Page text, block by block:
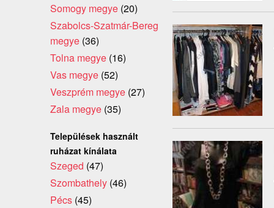
Somogy megye (20)
Szabolcs-Szatmár-Bereg
megye (36)
Tolna megye (16)
Vas megye (52)
Veszprém megye (27)
Zala megye (35)
Települések használt
ruházat kínálata
Szeged (47)
Szombathely (46)
Pécs (45)